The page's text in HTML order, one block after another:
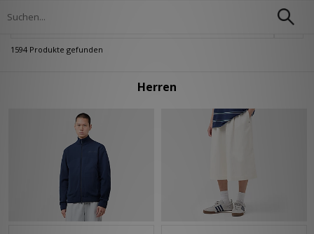
1594 Produkte gefunden
Herren